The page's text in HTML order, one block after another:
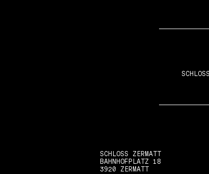
SCHLOSS ZERMATT
BAHNHOFPLATZ 18
3920 ZERMATT